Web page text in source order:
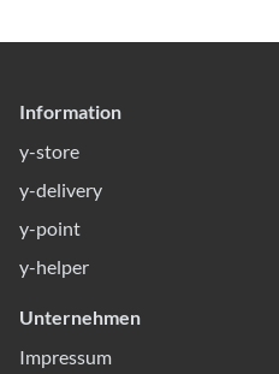
Information
y-store
y-delivery
y-point
y-helper
Unternehmen
Impressum